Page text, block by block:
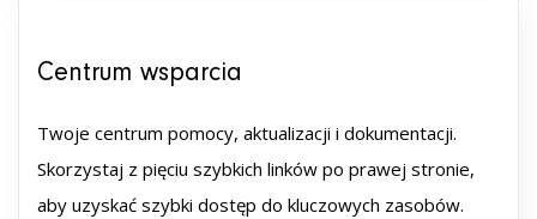
Centrum wsparcia
Twoje centrum pomocy, aktualizacji i dokumentacji.
Skorzystaj z pięciu szybkich linków po prawej stronie,
aby uzyskać szybki dostęp do kluczowych zasobów.